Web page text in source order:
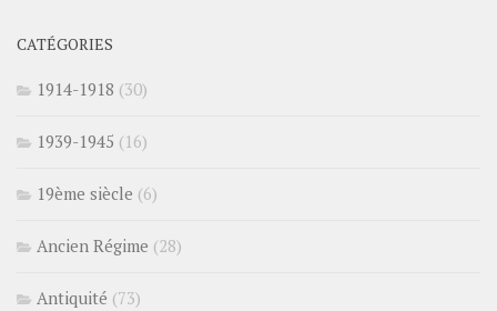
CATÉGORIES
1914-1918 (30)
1939-1945 (16)
19ème siècle (6)
Ancien Régime (28)
Antiquité (73)